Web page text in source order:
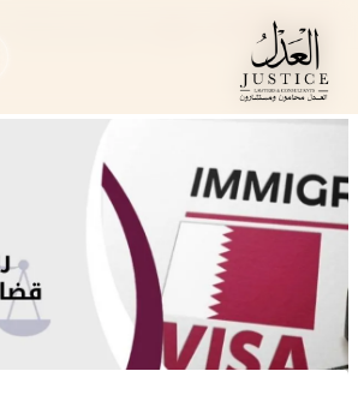
المحتوى
المدونة القانونية